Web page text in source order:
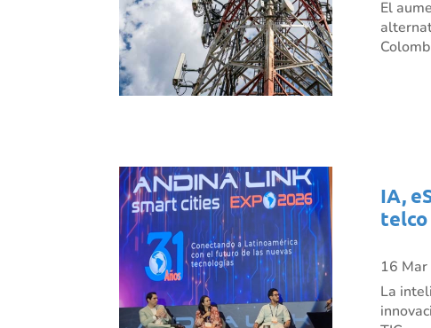
El
IA,
telco
16
La